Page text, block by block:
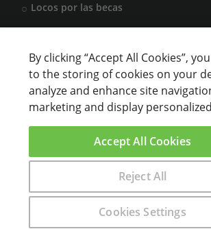
Encuentra aquí el curso que
Locos por las becas
CENTROS DE FORMACIÓN
Anunciar cursos
USUARIOS
Aviso legal
By clicking “Accept All Cookies”,
to the storing of cookies on your
analyze and enhance site
marketing and display
Cookies Settings
Reject All
Accept All Cookies